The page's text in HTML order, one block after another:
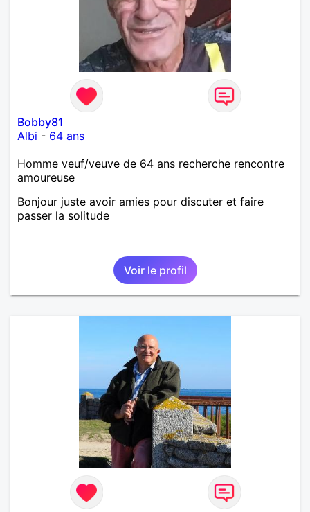
Bobby81
Albi - 64 ans
Homme veuf/veuve de 64 ans recherche rencontre
amoureuse
Bonjour juste avoir amies pour discuter et faire
passer la solitude
Voir le profil